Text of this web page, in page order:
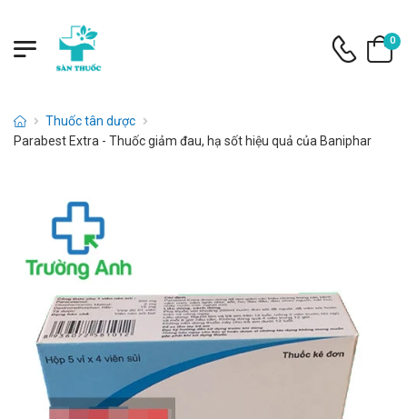
0
Thuốc tân dược
Parabest Extra - Thuốc giảm đau, hạ sốt hiệu quả của Baniphar